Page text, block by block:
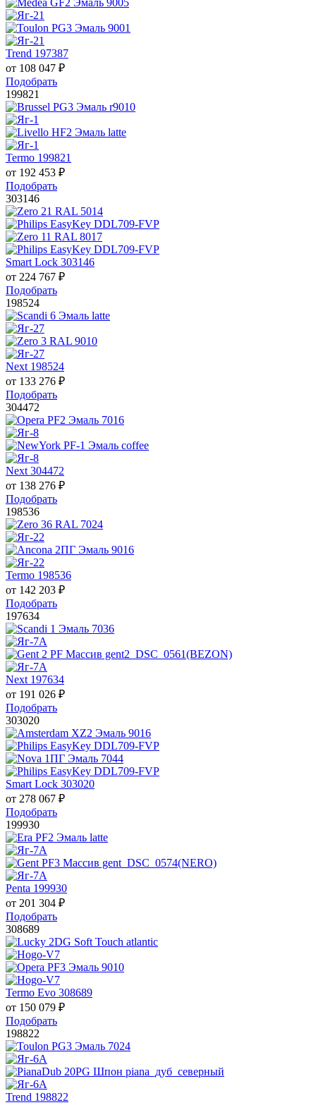
Trend 197387
от 108 047 ₽
Подобрать
199821
Termo 199821
от 192 453 ₽
Подобрать
303146
Smart Lock 303146
от 224 767 ₽
Подобрать
198524
Next 198524
от 133 276 ₽
Подобрать
304472
Next 304472
от 138 276 ₽
Подобрать
198536
Termo 198536
от 142 203 ₽
Подобрать
197634
Next 197634
от 191 026 ₽
Подобрать
303020
Smart Lock 303020
от 278 067 ₽
Подобрать
199930
Penta 199930
от 201 304 ₽
Подобрать
308689
Termo Evo 308689
от 150 079 ₽
Подобрать
198822
Trend 198822